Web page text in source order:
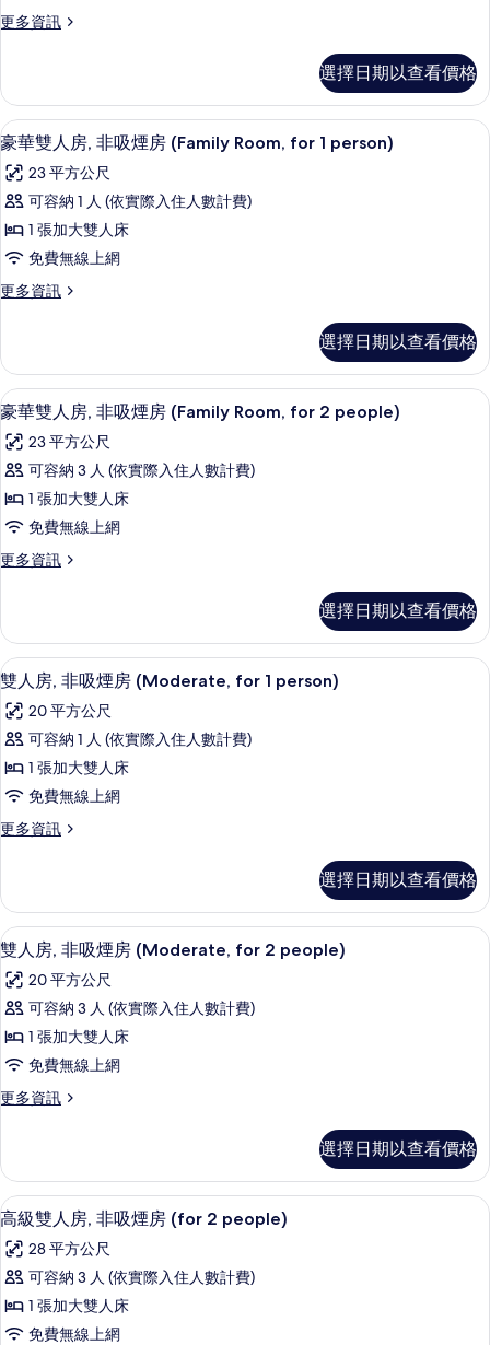
片
煙
(for
3PAX)
的
所
有
相
片
更多資訊
更
房,
吸
煙
(for
3PAX)
詳
情
選擇日期以查看價格
顯
示
豪
華
雙
房,
吸
煙
房
(Family
Room,
for
1
person)
的
有
相
片
高級寢具、羽絨被、書桌、遮光布/窗
4
豪華雙人房, 非吸煙房 (Family Room, for 1 person)
23 平方公尺
可容納 1 人 (依實際入住人數計費)
1 張加大雙人床
免費無線上網
更多資訊
更
雙
人
房,
吸
煙
(Family
Room,
1
情
選擇日期以查看價格
顯
示
豪
華
雙
房,
吸
煙
房
(Family
Room,
for
2
people)
的
有
相
片
高級寢具、羽絨被、書桌、遮光布/窗
4
豪華雙人房, 非吸煙房 (Family Room, for 2 people)
23 平方公尺
可容納 3 人 (依實際入住人數計費)
1 張加大雙人床
免費無線上網
更多資訊
更
雙
人
房,
吸
煙
(Family
Room,
2
情
選擇日期以查看價格
顯
示
雙
人
房,
吸
房
(Moderate,
for
1
person)
的
所
相
高級寢具、羽絨被、書桌、遮光布/窗
4
雙人房, 非吸煙房 (Moderate, for 1 person)
20 平方公尺
可容納 1 人 (依實際入住人數計費)
1 張加大雙人床
免費無線上網
更多資訊
更
房,
非
吸
房
(Moderate,
person)
詳
選擇日期以查看價格
顯
示
雙
人
房,
吸
房
(Moderate,
for
2
people)
的
所
高級寢具、羽絨被、書桌、遮光布/窗
4
雙人房, 非吸煙房 (Moderate, for 2 people)
20 平方公尺
可容納 3 人 (依實際入住人數計費)
1 張加大雙人床
免費無線上網
更多資訊
更
房,
非
吸
房
(Moderate,
2
people)
選擇日期以查看價格
顯
示
高
級
雙
高級雙人房, 非吸煙房 (for 2 people)
3
高級雙人房, 非吸煙房 (for 2 people)
28 平方公尺
可容納 3 人 (依實際入住人數計費)
1 張加大雙人床
免費無線上網